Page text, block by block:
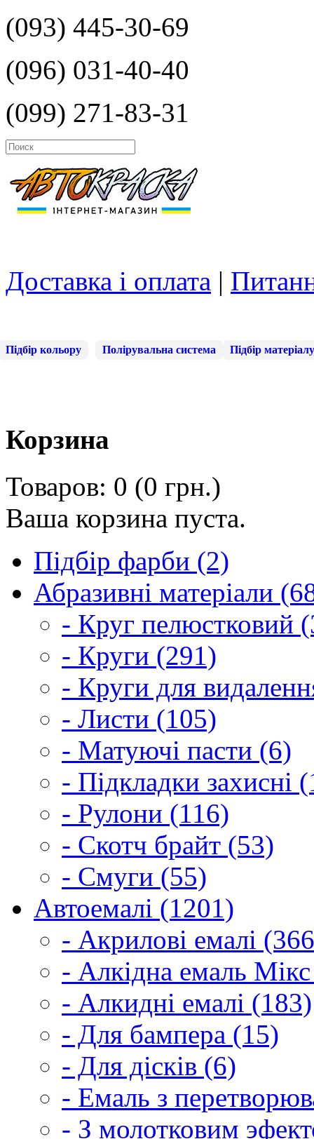
(093) 445-30-69
(096) 031-40-40
(099) 271-83-31
Доставка і оплата |
Підбір кольору Полірувальна система Підбір матеріалу
Корзина
Товаров: 0 (0 грн.)
Ваша корзина пуста.
Підбір фарби (2)
Абразивні матеріали
- Круг пелюстковий
- Круги (291)
- Круги для
- Листи (105)
- Матуючі пасти (6)
- Підкладки захисні
- Рулони (116)
- Скотч брайт (53)
- Смуги (55)
Автоемалі (1201)
- Акрилові емалі
- Алкідна емаль
- Алкидні емалі (183)
- Для бампера (15)
- Для дісків (6)
- Емаль з
- З молотковим